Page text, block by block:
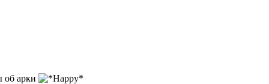
об арки